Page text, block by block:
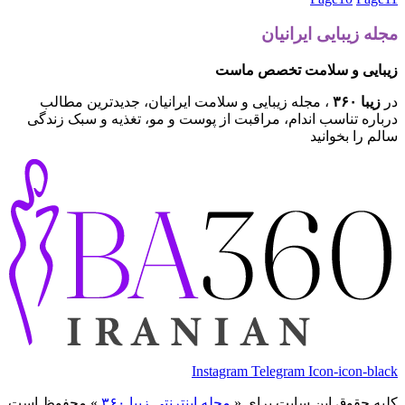
مجله زیبایی ایرانیان
زیبایی و سلامت تخصص ماست
در زیبا ۳۶۰
، مجله زیبایی و سلامت ایرانیان، جدیدترین مطالب
درباره تناسب اندام، مراقبت از پوست و مو، تغذیه و سبک زندگی
سالم را بخوانید
Instagram Telegram Icon-icon-black